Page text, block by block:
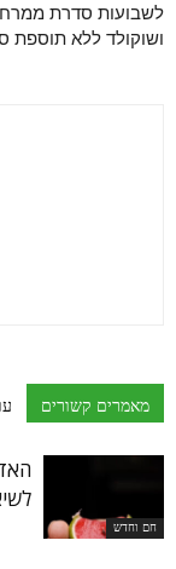
לשבועות סדרת
ושוקולד ללא תוספת
מאמרים קשורים
חם וחדש